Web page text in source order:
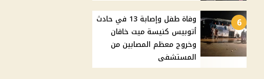
6
وفاة طفل وإصابة 13 في حادث
أتوبيس كنيسة ميت خاقان
وخروج معظم المصابين من
المستشفى